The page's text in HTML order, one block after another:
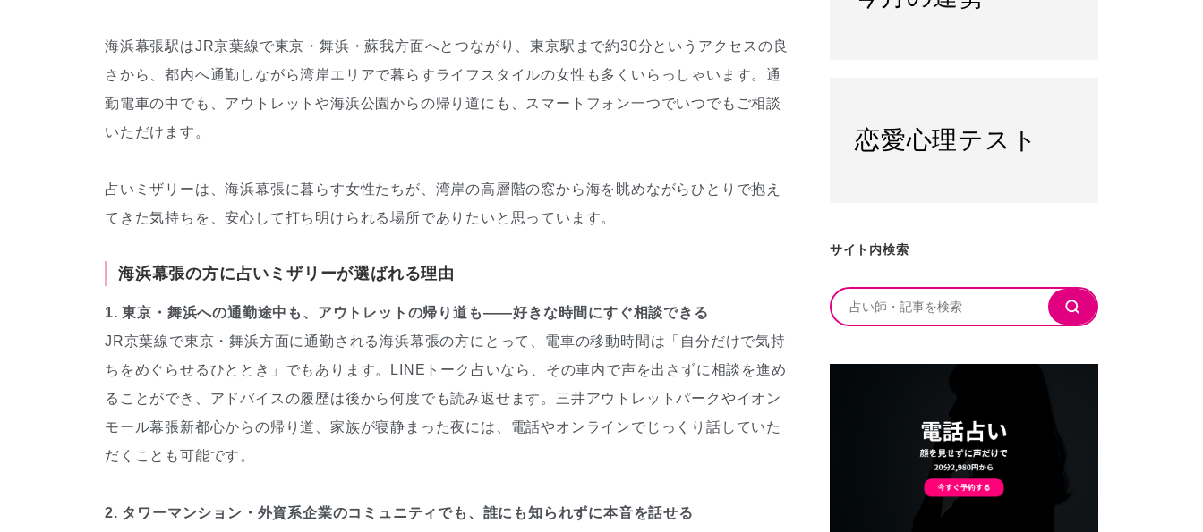
海浜幕張駅はJR京葉線で東京・舞浜・蘇我方面へとつながり、東京駅まで約30分というアクセスの良
さから、都内へ通勤しながら湾岸エリアで暮らすライフスタイルの女性も多くいらっしゃいます。通
勤電車の中でも、アウトレットや海浜公園からの帰り道にも、スマートフォン一つでいつでもご相談
いただけます。
占いミザリーは、海浜幕張に暮らす女性たちが、湾岸の高層階の窓から海を眺めながらひとりで抱え
てきた気持ちを、安心して打ち明けられる場所でありたいと思っています。
海浜幕張の方に占いミザリーが選ばれる理由
1. 東京・舞浜への通勤途中も、アウトレットの帰り道も——好きな時間にすぐ相談できる
JR京葉線で東京・舞浜方面に通勤される海浜幕張の方にとって、電車の移動時間は「自分だけで気持
ちをめぐらせるひととき」でもあります。LINEトーク占いなら、その車内で声を出さずに相談を進め
ることができ、アドバイスの履歴は後から何度でも読み返せます。三井アウトレットパークやイオン
モール幕張新都心からの帰り道、家族が寝静まった夜には、電話やオンラインでじっくり話していた
だくことも可能です。
2. タワーマンション・外資系企業のコミュニティでも、誰にも知られずに本音を話せる
恋愛心理テスト
サイト内検索